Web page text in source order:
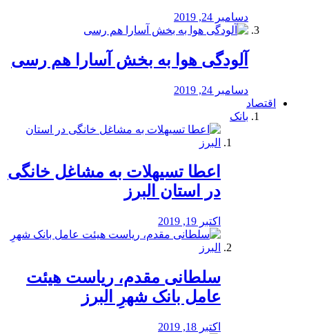
دسامبر 24, 2019
آلودگی هوا به بخش آسارا هم رسی
دسامبر 24, 2019
اقتصاد
بانک
️اعطا تسیهلات به مشاغل خانگی
در استان البرز
اکتبر 19, 2019
سلطانی مقدم، ریاست هیئت
عامل بانک شهرِ البرز
اکتبر 18, 2019